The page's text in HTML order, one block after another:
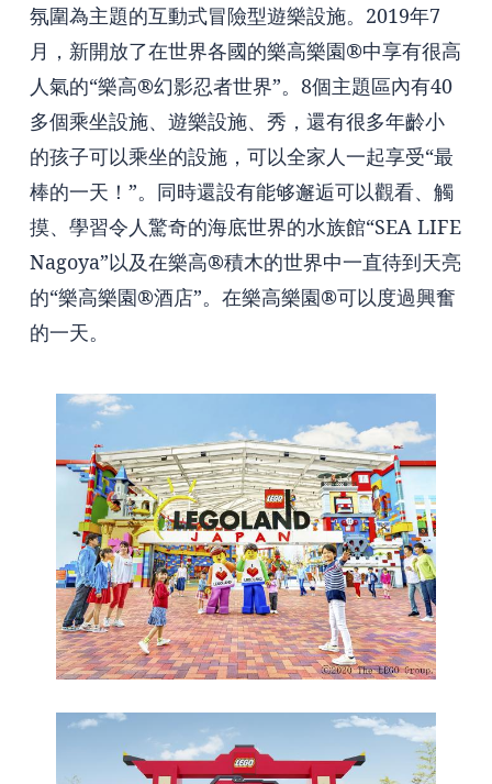
氛圍為主題的互動式冒險型遊樂設施。2019年7
月，新開放了在世界各國的樂高樂園®中享有很高
人氣的“樂高®幻影忍者世界”。8個主題區內有40
多個乘坐設施、遊樂設施、秀，還有很多年齡小
的孩子可以乘坐的設施，可以全家人一起享受“最
棒的一天！”。同時還設有能够邂逅可以觀看、觸
摸、學習令人驚奇的海底世界的水族館“SEA LIFE
Nagoya”以及在樂高®積木的世界中一直待到天亮
的“樂高樂園®酒店”。在樂高樂園®可以度過興奮
的一天。